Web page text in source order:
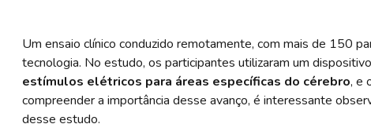
Um ensaio clínico conduzido remotamente, com mais de 150
tecnologia. No estudo, os participantes utilizaram um
estímulos elétricos para áreas específicas do cérebro, e
compreender a importância desse avanço, é interessante
desse estudo.